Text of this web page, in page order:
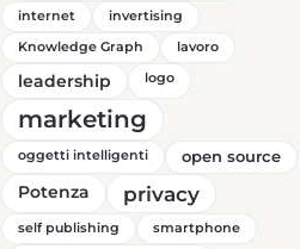
internet
invertising
Knowledge Graph
lavoro
leadership logo
marketing
oggetti intelligenti open source
Potenza privacy
self publishing smartphone